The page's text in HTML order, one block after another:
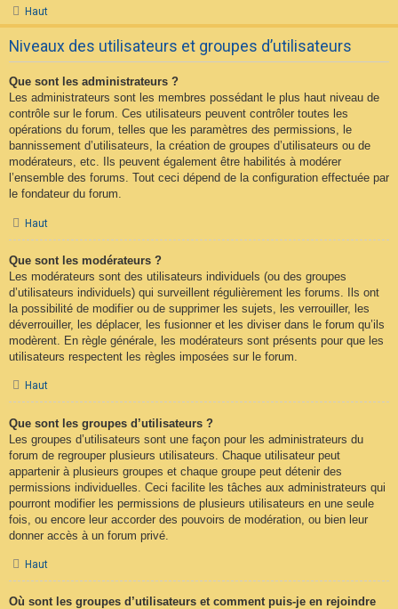
Haut
Niveaux des utilisateurs et groupes d’utilisateurs
Que sont les administrateurs ?
Les administrateurs sont les membres possédant le plus haut niveau de
contrôle sur le forum. Ces utilisateurs peuvent contrôler toutes les
opérations du forum, telles que les paramètres des permissions, le
bannissement d’utilisateurs, la création de groupes d’utilisateurs ou de
modérateurs, etc. Ils peuvent également être habilités à modérer
l’ensemble des forums. Tout ceci dépend de la configuration effectuée par
le fondateur du forum.
Haut
Que sont les modérateurs ?
Les modérateurs sont des utilisateurs individuels (ou des groupes
d’utilisateurs individuels) qui surveillent régulièrement les forums. Ils ont
la possibilité de modifier ou de supprimer les sujets, les verrouiller, les
déverrouiller, les déplacer, les fusionner et les diviser dans le forum qu’ils
modèrent. En règle générale, les modérateurs sont présents pour que les
utilisateurs respectent les règles imposées sur le forum.
Haut
Que sont les groupes d’utilisateurs ?
Les groupes d’utilisateurs sont une façon pour les administrateurs du
forum de regrouper plusieurs utilisateurs. Chaque utilisateur peut
appartenir à plusieurs groupes et chaque groupe peut détenir des
permissions individuelles. Ceci facilite les tâches aux administrateurs qui
pourront modifier les permissions de plusieurs utilisateurs en une seule
fois, ou encore leur accorder des pouvoirs de modération, ou bien leur
donner accès à un forum privé.
Haut
Où sont les groupes d’utilisateurs et comment puis-je en rejoindre